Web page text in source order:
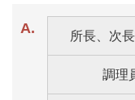
所長、次
調理